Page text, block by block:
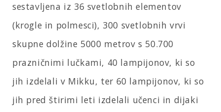
sestavljena iz 36 svetlobnih elementov
(krogle in polmesci), 300 svetlobnih vrvi
skupne dolžine 5000 metrov s 50.700
prazničnimi lučkami, 40 lampijonov, ki so
jih izdelali v Mikku, ter 60 lampijonov, ki so
jih pred štirimi leti izdelali učenci in dijaki